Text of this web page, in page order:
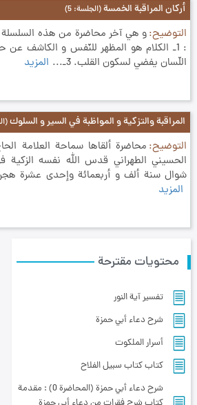
أركان المراقبة الخمسة(الجلسة: 5)
التوضيح و هي آخر محاضرة من هذه السلسلة
اللّسان يفضي لسكون القلب. 3ـ...
المزيد
المراقبة والتزكية و المواظبة في السير و السلوك
التوضيح محاضرة‮ ‬ألقاها‮ ‬سماحة‮ ‬العلامة‮
‬الحسيني‮ ‬الطهراني‮ ‬قدس‮ ‬الله‮ ‬نفسه‮
‬شوال‮ ‬سنة‮ ألف و أربعمائة وإحدى عشرة
المزيد
محتويات مقترحة
تفسير آية النور
شرح دعاء أبي حمزة
أسرار الملكوت
کتاب كتاب سبيل الفلاح
شرح دعاء أبي حمزة (المحاضرة 0) : مقدمة